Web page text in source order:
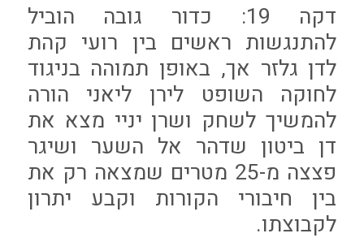
דקה 19: כדור גובה הוביל
להתנגשות ראשים בין רועי קהת
לדן גלזר אך, באופן תמוהה בניגוד
לחוקה השופט לירן ליאני הורה
להמשיך לשחק ושרן יניי מצא את
דן ביטון שדהר אל השער ושיגר
פצצה מ-25 מטרים שמצאה רק את
בין חיבורי הקורות וקבע יתרון
לקבוצתו.